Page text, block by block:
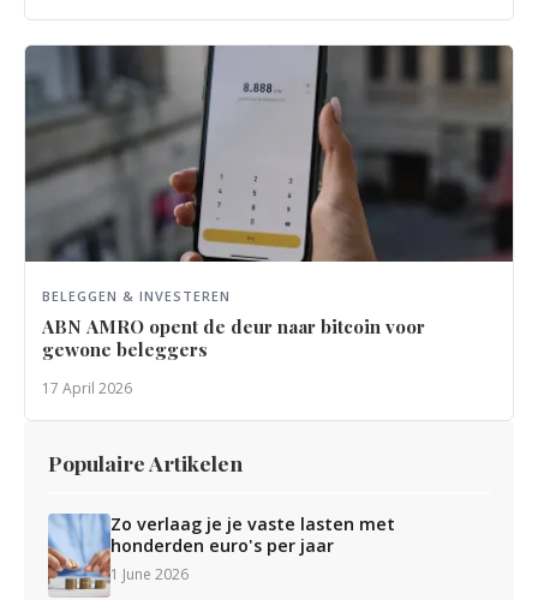
BELEGGEN & INVESTEREN
ABN AMRO opent de deur naar bitcoin voor
gewone beleggers
17 April 2026
Populaire Artikelen
Zo verlaag je je vaste lasten met
honderden euro's per jaar
1 June 2026